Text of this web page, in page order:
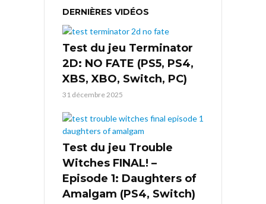
DERNIÈRES VIDÉOS
Test du jeu Terminator
2D: NO FATE (PS5, PS4,
XBS, XBO, Switch, PC)
31 décembre 2025
Test du jeu Trouble
Witches FINAL! –
Episode 1: Daughters of
Amalgam (PS4, Switch)